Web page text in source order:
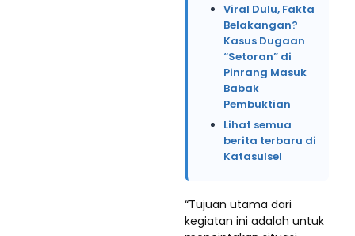
Viral Dulu, Fakta
Belakangan?
Kasus Dugaan
“Setoran” di
Pinrang Masuk
Babak
Pembuktian
Lihat semua
berita terbaru di
Katasulsel
“Tujuan utama dari
kegiatan ini adalah untuk